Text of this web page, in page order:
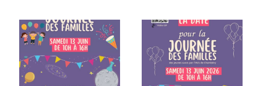
Notez la date dans vos
agendas – Samedi 13
juin 2026
Fermeture estivale de
l’institut